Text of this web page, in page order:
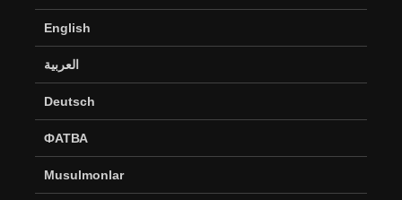
English
العربية
Deutsch
ФАТВА
Musulmonlar